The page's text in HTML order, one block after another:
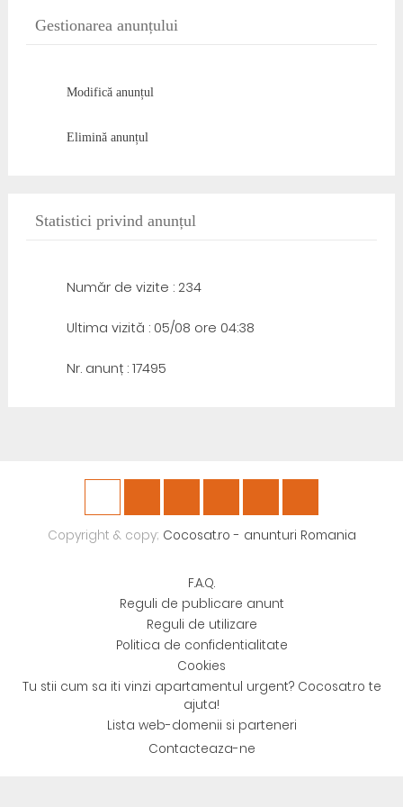
Gestionarea anunțului
Modifică anunțul
Elimină anunțul
Statistici privind anunțul
Număr de vizite : 234
Ultima vizită : 05/08 ore 04:38
Nr. anunț : 17495
Copyright & copy; Cocosat.ro - anunturi Romania
F.A.Q.
Reguli de publicare anunt
Reguli de utilizare
Politica de confidentialitate
Cookies
Tu stii cum sa iti vinzi apartamentul urgent? Cocosat.ro te
ajuta!
Lista web-domenii si parteneri
Contacteaza-ne